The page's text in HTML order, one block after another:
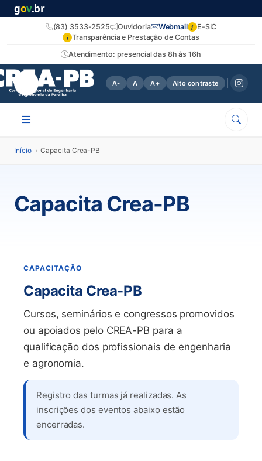
gov.br
Atendimento: presencial das 8h às 16h
(83) 3533-2525 Ouvidoria Webmail i E-SIC
i Transparência e Prestação de Contas
A- A A+ Alto contraste
Início › Capacita Crea-PB
Capacita Crea-PB
CAPACITAÇÃO
Capacita Crea-PB
Cursos, seminários e congressos promovidos
ou apoiados pelo CREA-PB para a
qualificação dos profissionais de engenharia
e agronomia.
Registro das turmas já realizadas. As
inscrições dos eventos abaixo estão
encerradas.